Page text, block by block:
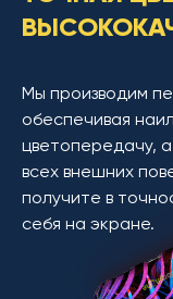
Мы производим
обеспечивая
цветопередачу,
всех внешних
получите в
себя на экране.